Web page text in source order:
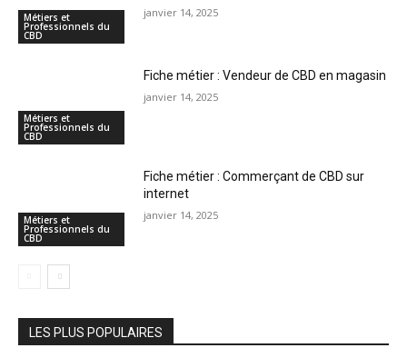
Métiers et
Professionnels du
CBD
janvier 14, 2025
Métiers et
Professionnels du
CBD
Fiche métier : Vendeur de CBD en magasin
janvier 14, 2025
Métiers et
Professionnels du
CBD
Fiche métier : Commerçant de CBD sur
internet
janvier 14, 2025
LES PLUS POPULAIRES